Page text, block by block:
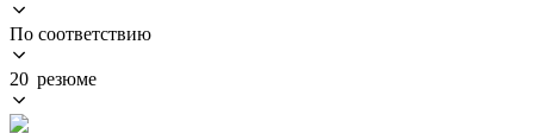
По соответствию
20 резюме